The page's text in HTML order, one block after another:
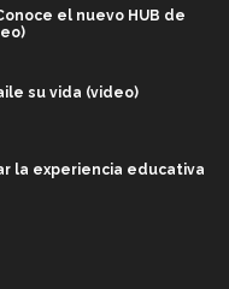
el nuevo HUB de
su vida (video)
la experiencia educativa